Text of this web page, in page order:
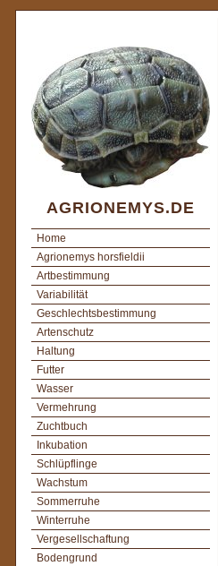
AGRIONEMYS.DE
Home
Agrionemys horsfieldii
Artbestimmung
Variabilität
Geschlechtsbestimmung
Artenschutz
Haltung
Futter
Wasser
Vermehrung
Zuchtbuch
Inkubation
Schlüpflinge
Wachstum
Sommerruhe
Winterruhe
Vergesellschaftung
Bodengrund